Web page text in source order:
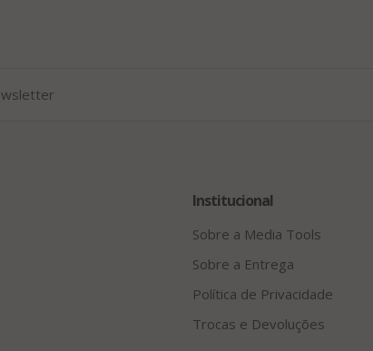
Institucional
Sobre a Media Tools
Sobre a Entrega
Política de Privacidade
Trocas e Devoluções